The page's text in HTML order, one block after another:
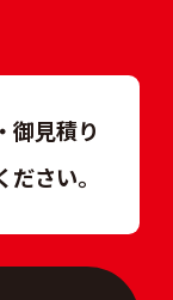
御見積り
さい。